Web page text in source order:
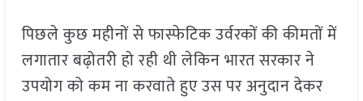
पिछले कुछ महीनों से फास्फेटिक उर्वरकों की कीमतों में
लगातार बढ़ोतरी हो रही थी लेकिन भारत सरकार ने
उपयोग को कम ना करवाते हुए उस पर अनुदान देकर